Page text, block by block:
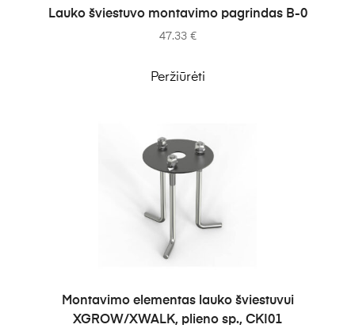
Į KREPŠELĮ
Lauko šviestuvo montavimo pagrindas B-0
47.33 €
Peržiūrėti
Į KREPŠELĮ
Montavimo elementas lauko šviestuvui
XGROW/XWALK, plieno sp., CKI01